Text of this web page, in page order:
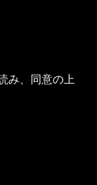
み、同意の上